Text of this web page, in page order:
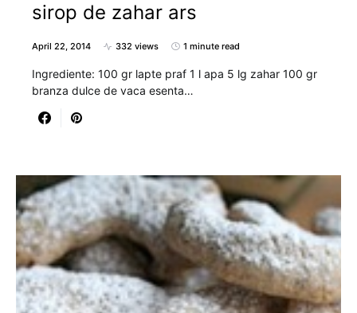
sirop de zahar ars
April 22, 2014 332 views 1 minute read
Ingrediente: 100 gr lapte praf 1 l apa 5 lg zahar 100 gr
branza dulce de vaca esenta…